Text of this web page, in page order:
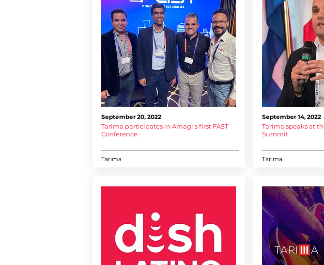
September 20, 2022
Tarima participates in Amagi's first FAST
Conference
Tarima
September 14, 2022
Tarima speaks at
Summit
Tarima